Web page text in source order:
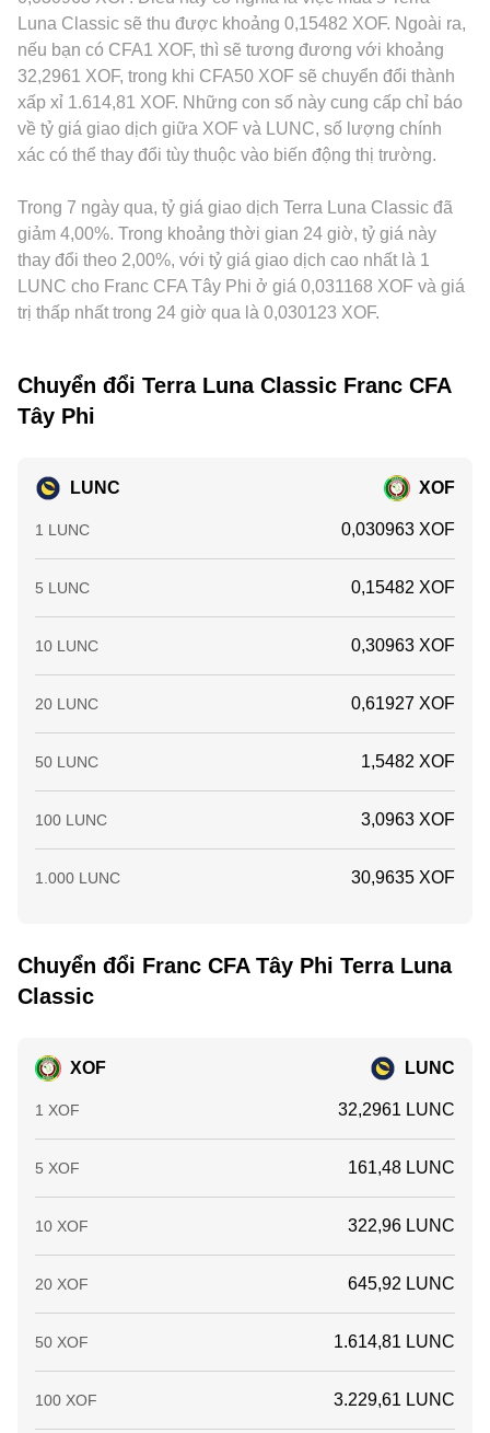
khu vực UEMOA đều có thể tạo biến động ngắn hạn cho
LUNC/XOF. Cuối cùng, các yếu tố kỹ thuật như funding rate
trên thị trường hợp đồng tương lai LUNC, các đợt đáo hạn
quyền chọn (nếu có), dòng vốn của ví lớn và thay đổi tập
trung sở hữu trên chuỗi thường khuếch đại dao động trong
ngắn hạn của conversion rate.
× y = k, trong đó x và y là số dư hai tài sản trong pool; khi
một lệnh mua/bán làm thay đổi tỷ lệ y/x, mức giá tức thời
cũng dịch chuyển tương ứng. Dù cơ chế khác nhau giữa sổ
lệnh tập trung và AMM, cả hai đều phản ánh cung cầu hiện
hành và hợp lại thành cơ sở cho conversion rate LUNC/XOF
mà người dùng nhìn thấy.
chi phí địa phương. Thực tế, LUNC thường được định giá
ban đầu qua cặp với USDT hoặc USD trên sàn giao ngay;
khi báo giá sang LUNC/XOF, biến động của USDT so với
XOF (thông qua mối liên hệ USDT–USD–EUR–XOF) sẽ lan
truyền vào mức giá hiển thị. Hoạt động arbitrage giữa các
sàn giúp thu hẹp chênh lệch, nhưng không phải lúc nào
cũng tức thời hay hoàn hảo do chi phí rút/nạp, thời gian xác
conversion rate LUNC/XOF có thể tạm thời lệch nhau đáng
kể giữa các sàn khác nhau.
Luna Classic sẽ thu được khoảng 0,15482 XOF. Ngoài ra,
nếu bạn có CFA1 XOF, thì sẽ tương đương với khoảng
32,2961 XOF, trong khi CFA50 XOF sẽ chuyển đổi thành
xấp xỉ 1.614,81 XOF. Những con số này cung cấp chỉ báo
về tỷ giá giao dịch giữa XOF và LUNC, số lượng chính
xác có thể thay đổi tùy thuộc vào biến động thị trường.
Trong 7 ngày qua, tỷ giá giao dịch Terra Luna Classic đã
giảm 4,00%. Trong khoảng thời gian 24 giờ, tỷ giá này
thay đổi theo 2,00%, với tỷ giá giao dịch cao nhất là 1
LUNC cho Franc CFA Tây Phi ở giá 0,031168 XOF và giá
trị thấp nhất trong 24 giờ qua là 0,030123 XOF.
Chuyển đổi Terra Luna Classic Franc CFA
Tây Phi
LUNC XOF
1 LUNC 0,030963 XOF
5 LUNC 0,15482 XOF
10 LUNC 0,30963 XOF
20 LUNC 0,61927 XOF
50 LUNC 1,5482 XOF
100 LUNC 3,0963 XOF
1.000 LUNC 30,9635 XOF
Chuyển đổi Franc CFA Tây Phi Terra Luna
Classic
XOF LUNC
1 XOF 32,2961 LUNC
5 XOF 161,48 LUNC
10 XOF 322,96 LUNC
20 XOF 645,92 LUNC
50 XOF 1.614,81 LUNC
100 XOF 3.229,61 LUNC